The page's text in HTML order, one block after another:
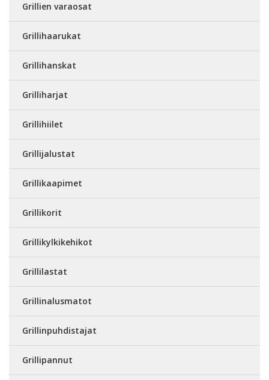
Grillien varaosat
Grillihaarukat
Grillihanskat
Grilliharjat
Grillihiilet
Grillijalustat
Grillikaapimet
Grillikorit
Grillikylkikehikot
Grillilastat
Grillinalusmatot
Grillinpuhdistajat
Grillipannut